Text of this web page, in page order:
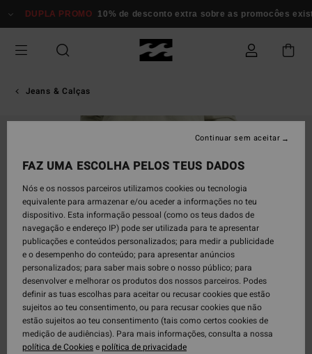
para
informação
DUPLA PROMO 10% de desconto extra sobre as promocôes
Jeans & Calças
FAZ UMA ESCOLHA PELOS TEUS DADOS
Nós e os nossos parceiros utilizamos cookies ou tecnologia
equivalente para armazenar e/ou aceder a informações no teu
dispositivo. Esta informação pessoal (como os teus dados de
navegação e endereço IP) pode ser utilizada para te apresentar
publicações e conteúdos personalizados; para medir a publicidade
e o desempenho do conteúdo; para apresentar anúncios
personalizados; para saber mais sobre o nosso público; para
desenvolver e melhorar os produtos dos nossos parceiros. Podes
definir as tuas escolhas para aceitar ou recusar cookies que estão
sujeitos ao teu consentimento, ou para recusar cookies que não
estão sujeitos ao teu consentimento (tais como certos cookies de
medição de audiências). Para mais informações, consulta a nossa
política de Cookiesepolítica de privacidade
Continuar sem aceitar